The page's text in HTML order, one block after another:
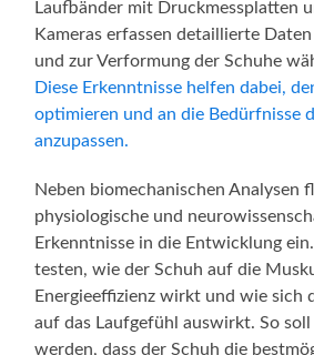
Laufbänder mit Druckmessplatten
Kameras erfassen detaillierte
und zur Verformung der Schuhe
Diese Erkenntnisse helfen dabei,
optimieren und an die Bedürfnisse
anzupassen.
Neben biomechanischen Analysen
physiologische und
Erkenntnisse in die Entwicklung
testen, wie der Schuh auf die
Energieeffizienz wirkt und wie sich
auf das Laufgefühl auswirkt. So
werden, dass der Schuh die